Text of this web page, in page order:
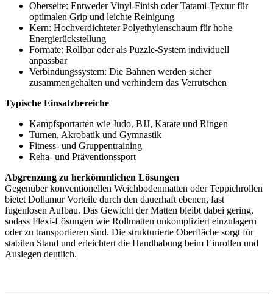
Oberseite: Entweder Vinyl-Finish oder Tatami-Textur für
optimalen Grip und leichte Reinigung
Kern: Hochverdichteter Polyethylenschaum für hohe
Energierückstellung
Formate: Rollbar oder als Puzzle-System individuell
anpassbar
Verbindungssystem: Die Bahnen werden sicher
zusammengehalten und verhindern das Verrutschen
Typische Einsatzbereiche
Kampfsportarten wie Judo, BJJ, Karate und Ringen
Turnen, Akrobatik und Gymnastik
Fitness- und Gruppentraining
Reha- und Präventionssport
Abgrenzung zu herkömmlichen Lösungen
Gegenüber konventionellen Weichbodenmatten oder Teppichrollen
bietet Dollamur Vorteile durch den dauerhaft ebenen, fast
fugenlosen Aufbau. Das Gewicht der Matten bleibt dabei gering,
sodass Flexi-Lösungen wie Rollmatten unkompliziert einzulagern
oder zu transportieren sind. Die strukturierte Oberfläche sorgt für
stabilen Stand und erleichtert die Handhabung beim Einrollen und
Auslegen deutlich.